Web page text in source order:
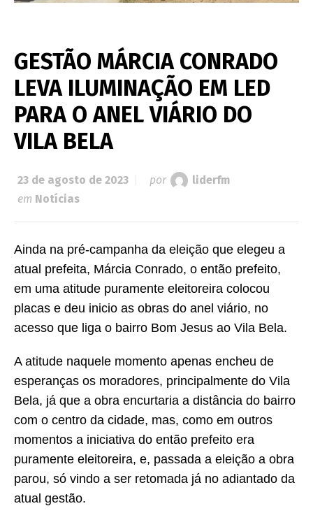
GESTÃO MÁRCIA CONRADO
LEVA ILUMINAÇÃO EM LED
PARA O ANEL VIÁRIO DO
VILA BELA
23 de agosto de 2023 por
liderfm
em Notícias
Ainda na pré-campanha da eleição que elegeu a
atual prefeita, Márcia Conrado, o então prefeito,
em uma atitude puramente eleitoreira colocou
placas e deu inicio as obras do anel viário, no
acesso que liga o bairro Bom Jesus ao Vila Bela.
A atitude naquele momento apenas encheu de
esperanças os moradores, principalmente do Vila
Bela, já que a obra encurtaria a distância do bairro
com o centro da cidade, mas, como em outros
momentos a iniciativa do então prefeito era
puramente eleitoreira, e, passada a eleição a obra
parou, só vindo a ser retomada já no adiantado da
atual gestão.